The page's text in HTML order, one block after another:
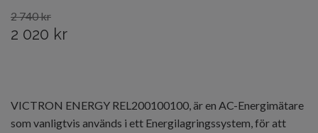
2 740 kr
2 020 kr
VICTRON ENERGY REL200100100, är en AC-Energimätare
som vanligtvis används i ett Energilagringssystem, för att